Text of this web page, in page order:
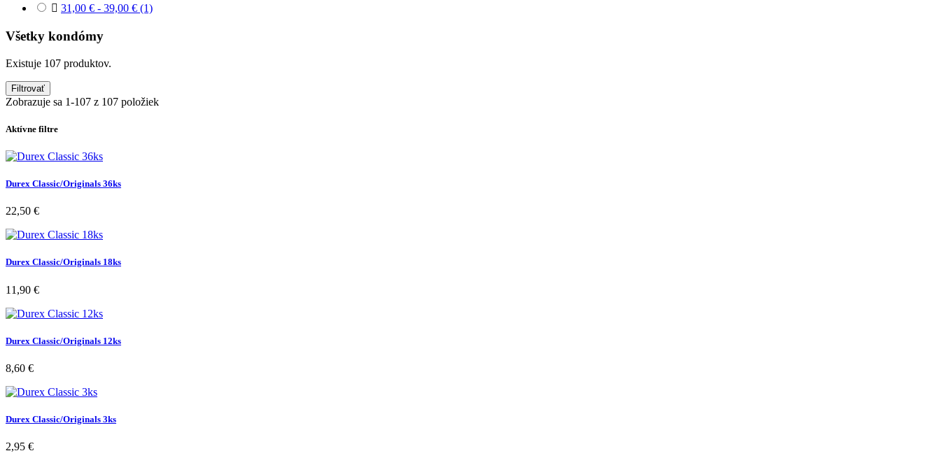
 31,00 € - 39,00 € (1)
Všetky kondómy
Existuje 107 produktov.
Filtrovať
Zobrazuje sa 1-107 z 107 položiek
Aktívne filtre
Durex Classic/Originals 36ks
22,50 €
Durex Classic/Originals 18ks
11,90 €
Durex Classic/Originals 12ks
8,60 €
Durex Classic/Originals 3ks
2,95 €